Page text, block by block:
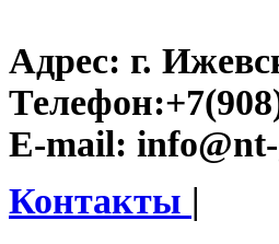
Адрес: г.
Телефон:
E-mail:
Контакты |